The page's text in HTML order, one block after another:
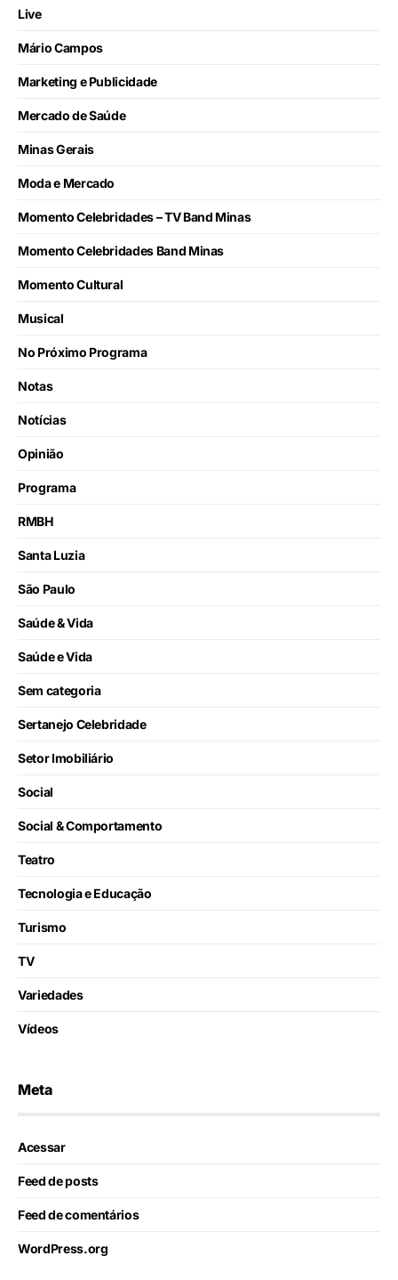
Live
Mário Campos
Marketing e Publicidade
Mercado de Saúde
Minas Gerais
Moda e Mercado
Momento Celebridades – TV Band Minas
Momento Celebridades Band Minas
Momento Cultural
Musical
No Próximo Programa
Notas
Notícias
Opinião
Programa
RMBH
Santa Luzia
São Paulo
Saúde & Vida
Saúde e Vida
Sem categoria
Sertanejo Celebridade
Setor Imobiliário
Social
Social & Comportamento
Teatro
Tecnologia e Educação
Turismo
TV
Variedades
Vídeos
Meta
Acessar
Feed de posts
Feed de comentários
WordPress.org